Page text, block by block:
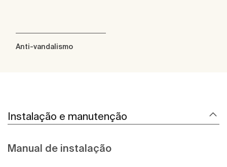
Anti-vandalismo
Instalação e manutenção
Manual de instalação